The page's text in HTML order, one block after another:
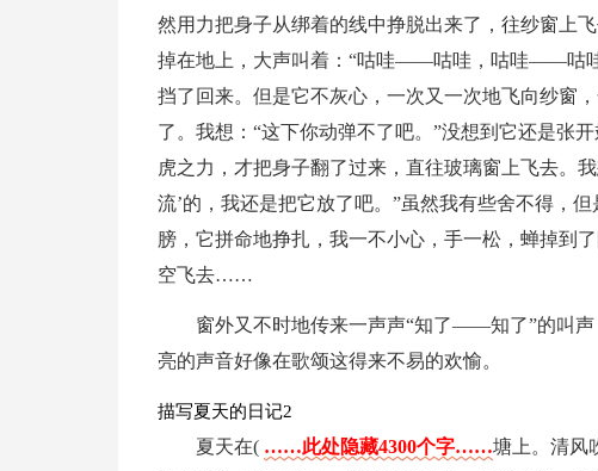
然用力把身子从绑着的线中挣脱出来了，往纱窗上
掉在地上，大声叫着：“咕哇——咕哇，咕哇——咕
挡了回来。但是它不灰心，一次又一次地飞向纱窗
了。我想：“这下你动弹不了吧。”没想到它还是张
虎之力，才把身子翻了过来，直往玻璃窗上飞去。
流’的，我还是把它放了吧。”虽然我有些舍不得，
膀，它拼命地挣扎，我一不小心，手一松，蝉掉到
空飞去……
窗外又不时地传来一声声“知了——知了”的叫
亮的声音好像在歌颂这得来不易的欢愉。
描写夏天的日记2
夏天在( ……此处隐藏4300个字……塘上。清